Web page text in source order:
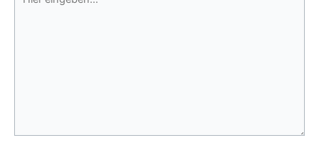
eingeben…